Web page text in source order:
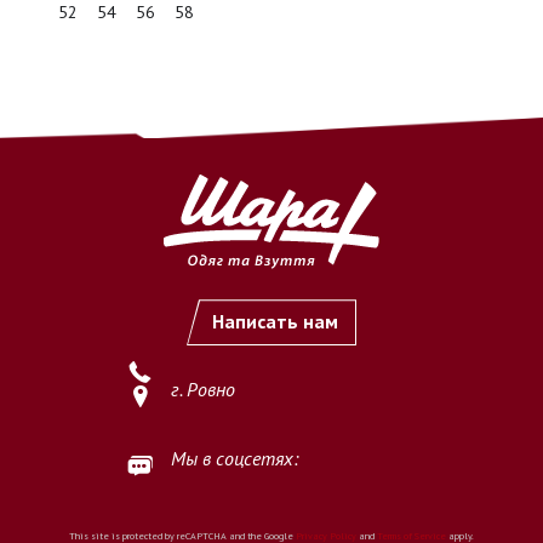
счет ФЛП (ФОП)по предоставленным реквизитам.
2.3. После подтверждения оплаты заказ принимается к
3. Важные условия
3.1. Продавец не осуществляет обработку и выполнение
без предварительной полной оплаты
3.2. Покупатель обязуется самостоятельно и внимательно
наименование товара, размер, цвет, количество
и иные характеристикиперед осуществлением оплаты.
ознакомлен и согласен с условиями оплаты, изложенными на
52 54 56 58
Написать нам
г. Ровно
Мы в соцсетях:
This site is protected by reCAPTCHA and the Google Privacy Policy and Terms of Service apply.